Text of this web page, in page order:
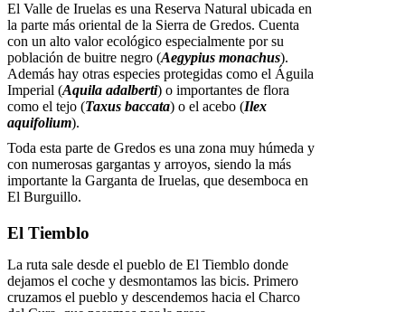
El Valle de Iruelas es una Reserva Natural ubicada en
la parte más oriental de la Sierra de Gredos. Cuenta
con un alto valor ecológico especialmente por su
población de buitre negro (Aegypius monachus).
Además hay otras especies protegidas como el Águila
Imperial (Aquila adalberti) o importantes de flora
como el tejo (Taxus baccata) o el acebo (Ilex
aquifolium).
Toda esta parte de Gredos es una zona muy húmeda y
con numerosas gargantas y arroyos, siendo la más
importante la Garganta de Iruelas, que desemboca en
El Burguillo.
El Tiemblo
La ruta sale desde el pueblo de El Tiemblo donde
dejamos el coche y desmontamos las bicis. Primero
cruzamos el pueblo y descendemos hacia el Charco